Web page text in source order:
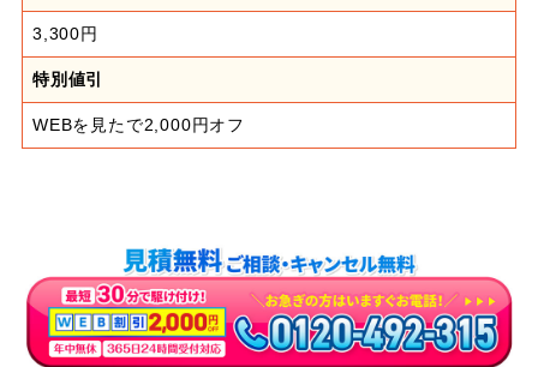
3,300円
特別値引
WEBを見たで2,000円オフ